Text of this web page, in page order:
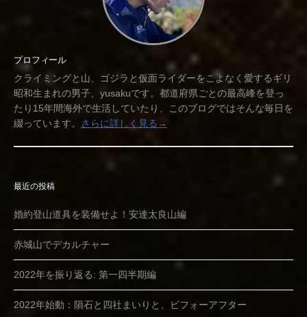
プロフィール
クライミングと山、ゴジラと仮面ライダーをこよなく愛するギリ
昭和生まれの男子、yusakuです。都道府県ごとの最高峰を登っ
たり15年間海外で生活していたり、このブログではそんな毎日を
綴っています。 さらに詳しく見る→
最近の投稿
婚約登山道具を装備せよ！安達太良山編
赤城山でデカルチャー
2022年を振り返る: 第一四半期編
2022年始動：隕石と四社まいりと、ビフォーアフター